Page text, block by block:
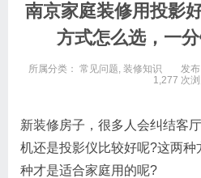
南京家庭装修用投影
方式怎么选，一
所属分类： 常见问题, 装修知识
发
1,277 次
新装修房子，很多人会纠结客
机还是投影仪比较好呢?这两
种才是适合家庭用的呢?